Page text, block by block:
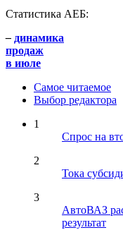
Статистика АЕБ:
– динамика
продаж
в июле
Самое читаемое
Выбор редактора
1
Спрос на
2
Тока
3
АвтоВАЗ
результат